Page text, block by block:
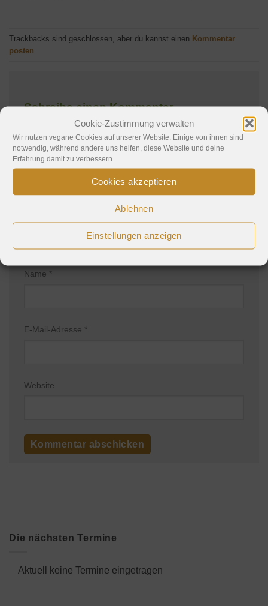
Cookie-Zustimmung verwalten
Wir nutzen vegane Cookies auf unserer Website. Einige von ihnen sind
notwendig, während andere uns helfen, diese Website und deine
Erfahrung damit zu verbessern.
Cookies akzeptieren
Ablehnen
Einstellungen anzeigen
Trackbacks sind geschlossen, aber du kannst einen Kommentar
posten
Schreibe einen Kommentar
Deine E-Mail-Adresse wird nicht veröffentlicht.
Erforderliche Felder sind mit*markiert
Kommentar*
Name *
E-Mail-Adresse *
Website
Die nächsten Termine
Aktuell keine Termine eingetragen